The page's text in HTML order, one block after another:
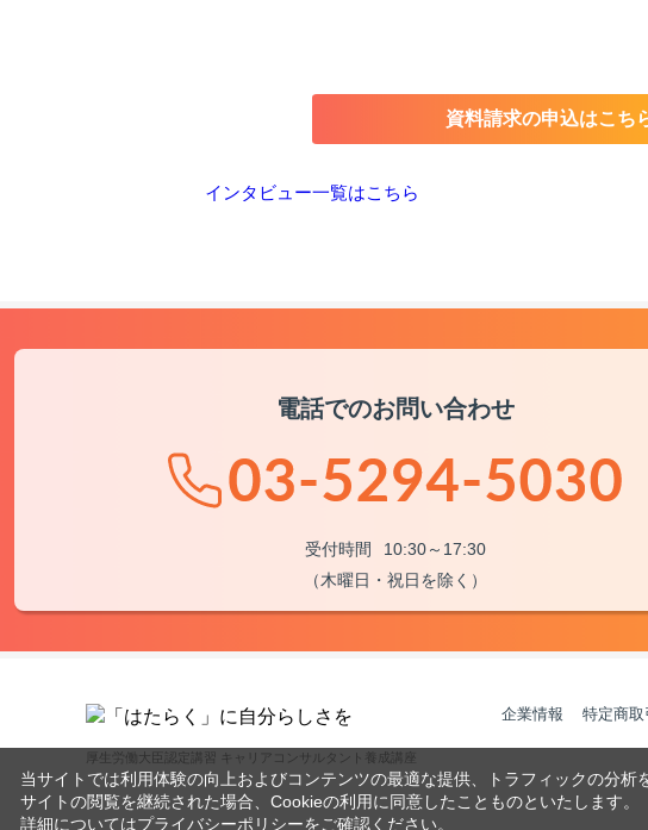
資料請求の申込はこち
インタビュー一覧はこちら
電話でのお問い合わせ
受付時間
10:30～17:30
（木曜日・祝日を除く）
厚生労働大臣認定講習 キャリアコンサルタント養成講座
企業情報 特定商
当サイトでは利用体験の向上およびコンテンツの最適な提供、トラフィックの分析
サイトの閲覧を継続された場合、Cookieの利用に同意したことものといたします。
詳細についてはプライバシーポリシーをご確認ください。